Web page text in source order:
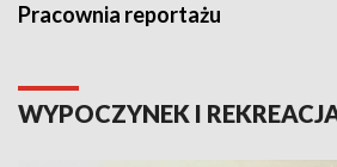
Pracownia reportażu
WYPOCZYNEK I